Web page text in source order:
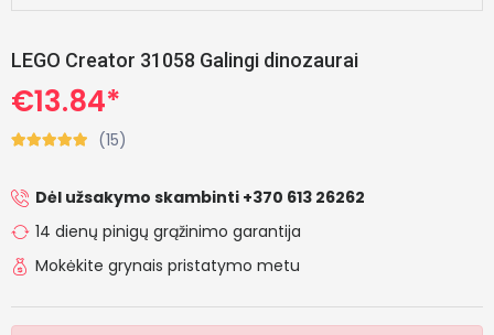
LEGO Creator 31058 Galingi dinozaurai
€13.84*
(15)
Dėl užsakymo skambinti +370 613 26262
14 dienų pinigų grąžinimo garantija
Mokėkite grynais pristatymo metu